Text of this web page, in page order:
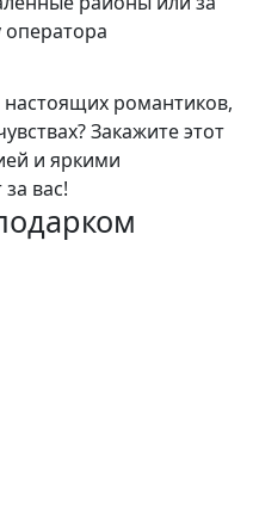
оператора
романтиков,
Закажите этот
и яркими
вас!